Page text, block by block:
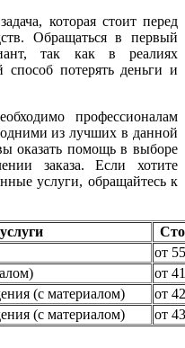
которая стоит перед
Обращаться в первый
так как в реалиях
потерять деньги и
профессионалам
из лучших в данной
оказать помощь в выборе
заказа. Если хотите
услуги, обращайтесь к
от
от
(с материалом)
от
(с материалом)
от